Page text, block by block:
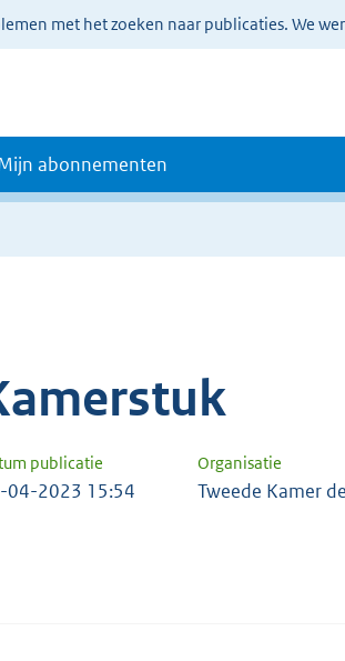
met het zoeken naar publicaties. We
abonnementen
publicatie Organisatie
04-2023 15:54 Tweede Kamer